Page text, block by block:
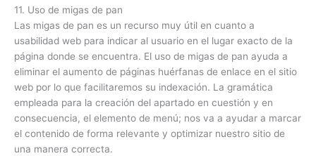
11. Uso de migas de pan
Las migas de pan es un recurso muy útil en cuanto a
usabilidad web para indicar al usuario en el lugar exacto de la
página donde se encuentra. El uso de migas de pan ayuda a
eliminar el aumento de páginas huérfanas de enlace en el sitio
web por lo que facilitaremos su indexación. La gramática
empleada para la creación del apartado en cuestión y en
consecuencia, el elemento de menú; nos va a ayudar a marcar
el contenido de forma relevante y optimizar nuestro sitio de
una manera correcta.